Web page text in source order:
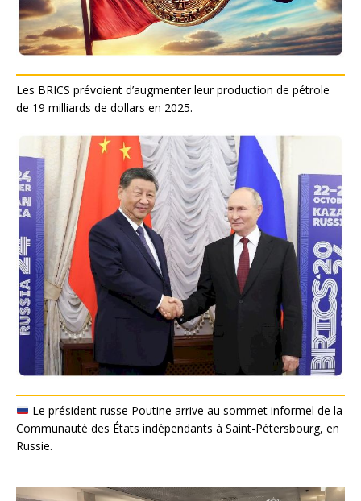
Les BRICS prévoient d’augmenter leur production de pétrole
de 19 milliards de dollars en 2025.
Le président russe Poutine arrive au sommet informel de la
Communauté des États indépendants à Saint-Pétersbourg, en
Russie.